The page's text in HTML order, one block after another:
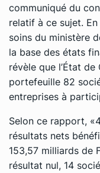
communiqué du
relatif à ce sujet.
soins du ministère
la base des états
révèle que l’État
portefeuille 82
entreprises à
Selon ce rapport,
résultats nets
153,57 milliards de
résultat nul, 14